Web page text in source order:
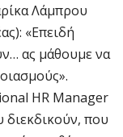
Λάμπρου
«Επειδή
ας μάθουμε να
HR Manager
διεκδικούν, που